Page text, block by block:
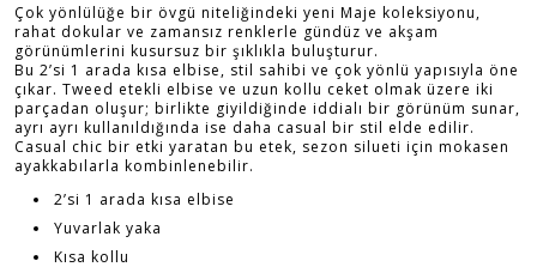
Çok yönlülüğe bir övgü niteliğindeki yeni Maje koleksiyonu,
rahat dokular ve zamansız renklerle gündüz ve akşam
görünümlerini kusursuz bir şıklıkla buluşturur.
Bu 2’si 1 arada kısa elbise, stil sahibi ve çok yönlü yapısıyla öne
çıkar. Tweed etekli elbise ve uzun kollu ceket olmak üzere iki
parçadan oluşur; birlikte giyildiğinde iddialı bir görünüm sunar,
ayrı ayrı kullanıldığında ise daha casual bir stil elde edilir.
Casual chic bir etki yaratan bu etek, sezon silueti için mokasen
ayakkabılarla kombinlenebilir.
2’si 1 arada kısa elbise
Yuvarlak yaka
Kısa kollu